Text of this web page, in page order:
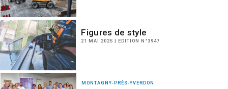
Figures de style
21 MAI 2025 | EDITION N°3947
MONTAGNY-PRÈS-YVERDON